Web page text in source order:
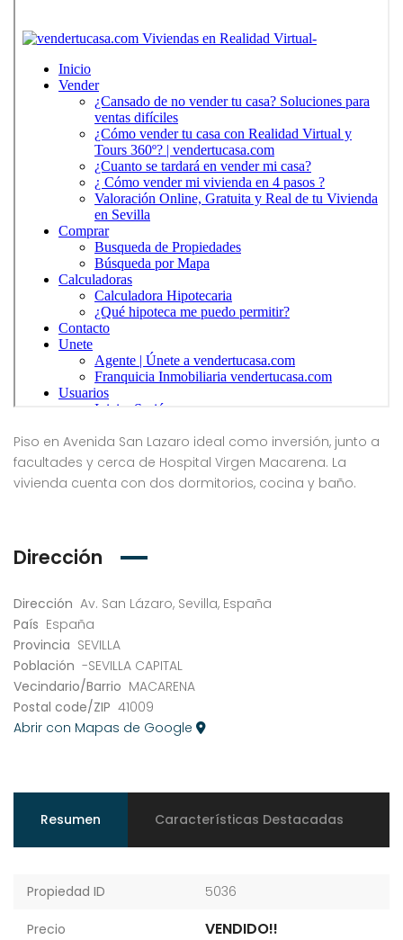
Piso en Avenida San Lazaro ideal como inversión, junto a
facultades y cerca de Hospital Virgen Macarena. La
vivienda cuenta con dos dormitorios, cocina y baño.
Dirección
Dirección Av. San Lázaro, Sevilla, España
País España
Provincia SEVILLA
Población -SEVILLA CAPITAL
Vecindario/Barrio MACARENA
Postal code/ZIP 41009
Abrir con Mapas de Google
Resumen Características Destacadas
Propiedad ID 5036
Precio VENDIDO!!